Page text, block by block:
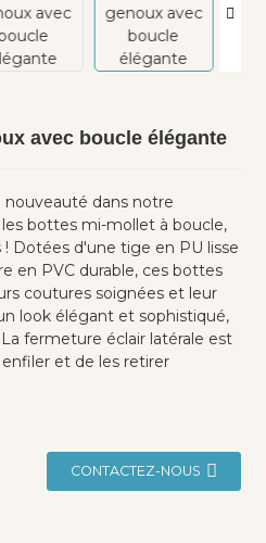
avec boucle élégante
dans notre
bottes mi-mollet à boucle,
Dotées d'une tige en PU lisse
en PVC durable, ces bottes
coutures soignées et leur
look élégant et sophistiqué,
fermeture éclair latérale est
et de les retirer
CONTACTEZ-NOUS